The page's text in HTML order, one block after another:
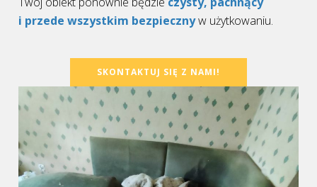
i przede wszystkim bezpiecznyw użytkowaniu.
SKONTAKTUJ SIĘ Z NAMI!